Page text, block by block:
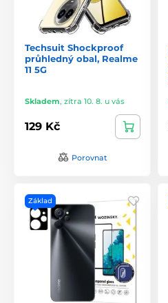
Techsuit Shockproof
průhledný obal, Realme
11 5G
Skladem, zítra 10. 8. u vás
129 Kč
Porovnat
Základ